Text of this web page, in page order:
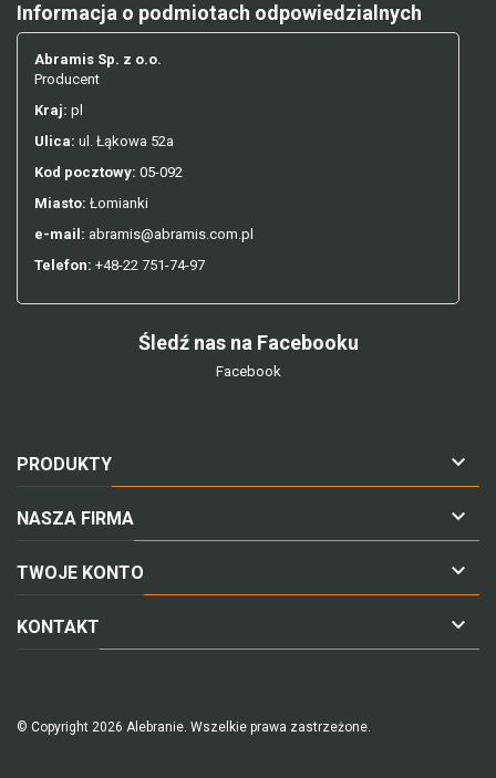
Informacja o podmiotach odpowiedzialnych
Abramis Sp. z o.o.
Producent
Kraj: pl
Ulica: ul. Łąkowa 52a
Kod pocztowy: 05-092
Miasto: Łomianki
e-mail: abramis@abramis.com.pl
Telefon: +48-22 751-74-97
Śledź nas na Facebooku
Facebook
PRODUKTY 
NASZA FIRMA 
TWOJE KONTO 
KONTAKT 
© Copyright 2026 Alebranie. Wszelkie prawa zastrzeżone.